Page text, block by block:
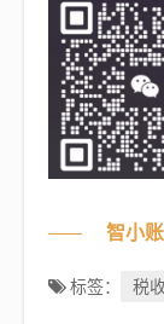
智小
标签： 税